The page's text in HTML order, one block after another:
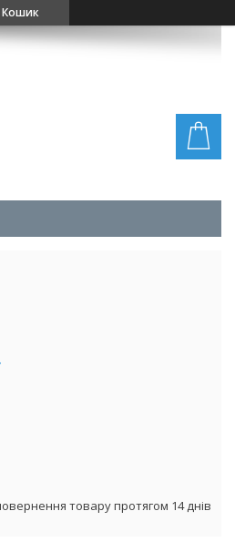
Кошик
товару протягом 14 днів